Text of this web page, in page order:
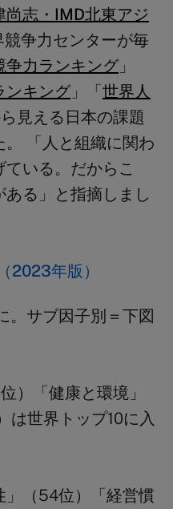
尚志・IMD北東アジ
競争力センターが毎
争力ランキング 」
ンキング 」「世界人
見える日本の課題
。 「人と組織に関わ
いる。だからこ
る」と指摘しまし
2023年版）
サブ因子別＝下図
）
「健康と環境」
は世界トップ10に入
」（54位）「経営慣